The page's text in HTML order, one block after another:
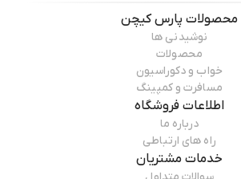
محصولات پارس کیچن
نوشیدنی ها
محصولات
خواب و دکوراسیون
مسافرت و کمپینگ
اطلاعات فروشگاه
درباره ما
راه های ارتباطی
خدمات مشتریان